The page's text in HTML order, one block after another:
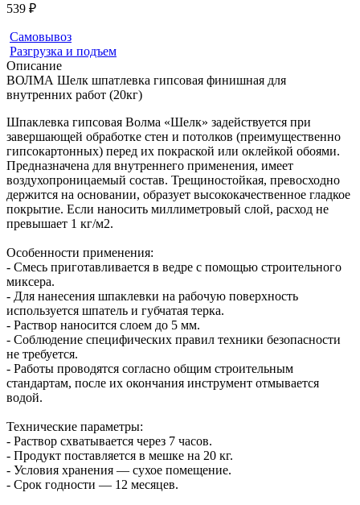
539 ₽
Самовывоз
Разгрузка и подъем
Описание
ВОЛМА Шелк шпатлевка гипсовая финишная для
внутренних работ (20кг)
Шпаклевка гипсовая Волма «Шелк» задействуется при
завершающей обработке стен и потолков (преимущественно
гипсокартонных) перед их покраской или оклейкой обоями.
Предназначена для внутреннего применения, имеет
воздухопроницаемый состав. Трещиностойкая, превосходно
держится на основании, образует высококачественное гладкое
покрытие. Если наносить миллиметровый слой, расход не
превышает 1 кг/м2.
Особенности применения:
- Смесь приготавливается в ведре с помощью строительного
миксера.
- Для нанесения шпаклевки на рабочую поверхность
используется шпатель и губчатая терка.
- Раствор наносится слоем до 5 мм.
- Соблюдение специфических правил техники безопасности
не требуется.
- Работы проводятся согласно общим строительным
стандартам, после их окончания инструмент отмывается
водой.
Технические параметры:
- Раствор схватывается через 7 часов.
- Продукт поставляется в мешке на 20 кг.
- Условия хранения — сухое помещение.
- Срок годности — 12 месяцев.